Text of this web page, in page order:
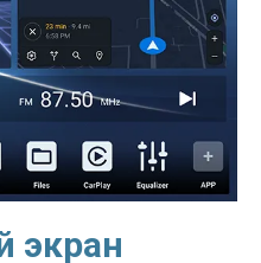
экран